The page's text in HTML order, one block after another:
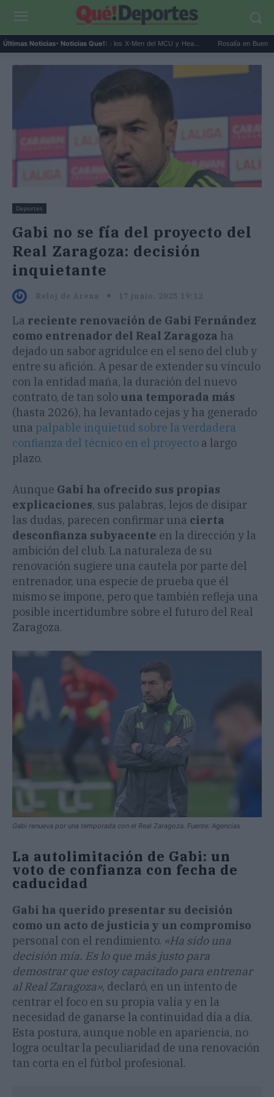
Últimas Noticias- Noticias Que!:
Kit Connor será Cíclope en los X-Men del MCU y Hea... Rosalía en Buenos Aires:
Deportes
Gabi no se fía del proyecto del
Real Zaragoza: decisión
inquietante
Reloj de Arena 17 junio, 2025 19:12
La reciente renovación de Gabi Fernández
como entrenador del Real Zaragoza ha
dejado un sabor agridulce en el seno del club y
entre su afición. A pesar de extender su vínculo
con la entidad maña, la duración del nuevo
contrato, de tan solo una temporada más
(hasta 2026), ha levantado cejas y ha generado
una palpable inquietud sobre la verdadera
confianza del técnico en el proyecto a largo
plazo.
Aunque Gabi ha ofrecido sus propias
explicaciones, sus palabras, lejos de disipar
las dudas, parecen confirmar una cierta
desconfianza subyacente en la dirección y la
ambición del club. La naturaleza de su
renovación sugiere una cautela por parte del
entrenador, una especie de prueba que él
mismo se impone, pero que también refleja una
posible incertidumbre sobre el futuro del Real
Zaragoza.
Gabi renueva por una temporada con el Real Zaragoza. Fuente: Agencias
La autolimitación de Gabi: un
voto de confianza con fecha de
caducidad
Gabi ha querido presentar su decisión
como un acto de justicia y un compromiso
personal con el rendimiento. «Ha sido una
decisión mía. Es lo que más justo para
demostrar que estoy capacitado para entrenar
al Real Zaragoza», declaró, en un intento de
centrar el foco en su propia valía y en la
necesidad de ganarse la continuidad día a día.
Esta postura, aunque noble en apariencia, no
logra ocultar la peculiaridad de una renovación
tan corta en el fútbol profesional.